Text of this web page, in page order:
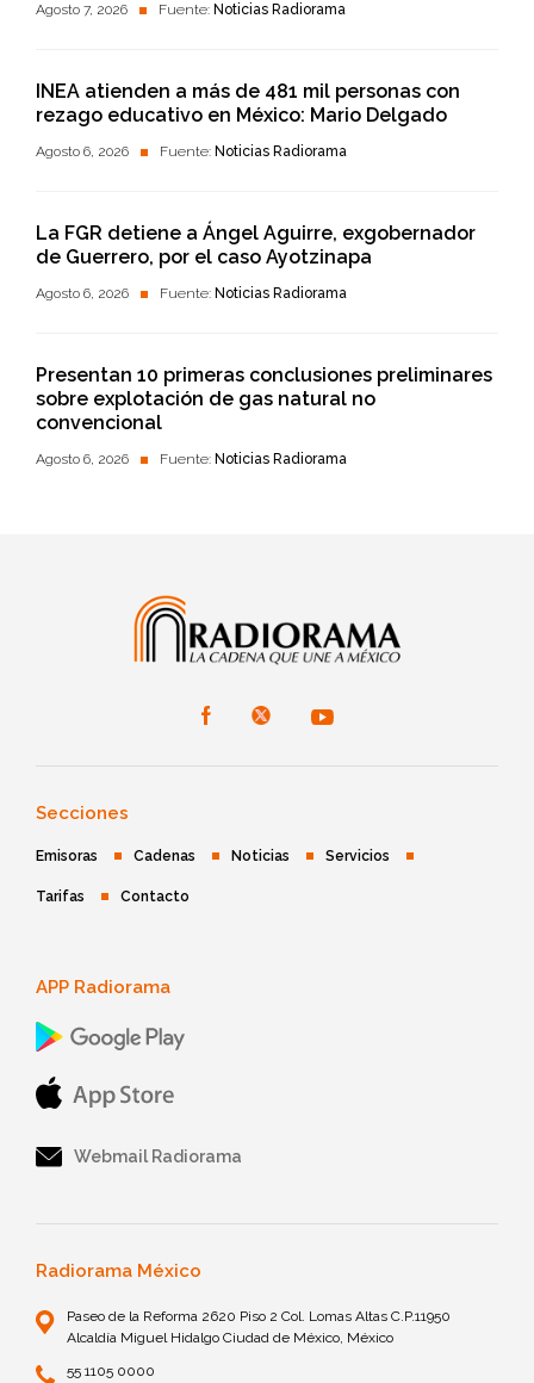
Agosto 7, 2026 Fuente: Noticias Radiorama
INEA atienden a más de 481 mil personas con
rezago educativo en México: Mario Delgado
Agosto 6, 2026 Fuente: Noticias Radiorama
La FGR detiene a Ángel Aguirre, exgobernador
de Guerrero, por el caso Ayotzinapa
Agosto 6, 2026 Fuente: Noticias Radiorama
Presentan 10 primeras conclusiones preliminares
sobre explotación de gas natural no
convencional
Agosto 6, 2026 Fuente: Noticias Radiorama
Secciones
Emisoras Cadenas Noticias Servicios
Tarifas Contacto
APP Radiorama
Webmail Radiorama
Radiorama México
Paseo de la Reforma 2620 Piso 2 Col. Lomas Altas C.P.11950
Alcaldía Miguel Hidalgo Ciudad de México, México
55 1105 0000